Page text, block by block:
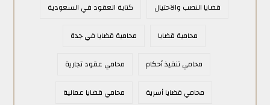
قضايا النصب والاحتيال كتابة العقود في السعودية
محامية قضايا محامية قضايا في جدة
محامي تنفيذ أحكام محامي عقود تجارية
محامي قضايا أسرية محامي قضايا عمالية